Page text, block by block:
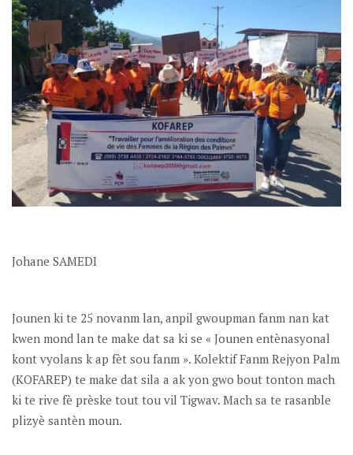
Johane SAMEDI
Jounen ki te 25 novanm lan, anpil gwoupman fanm nan kat
kwen mond lan te make dat sa ki se « Jounen entènasyonal
kont vyolans k ap fèt sou fanm ». Kolektif Fanm Rejyon Palm
(KOFAREP) te make dat sila a ak yon gwo bout tonton mach
ki te rive fè prèske tout tou vil Tigwav. Mach sa te rasanble
plizyè santèn moun.